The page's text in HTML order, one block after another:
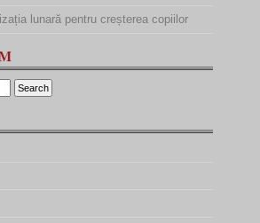
lunară pentru creșterea copiilor